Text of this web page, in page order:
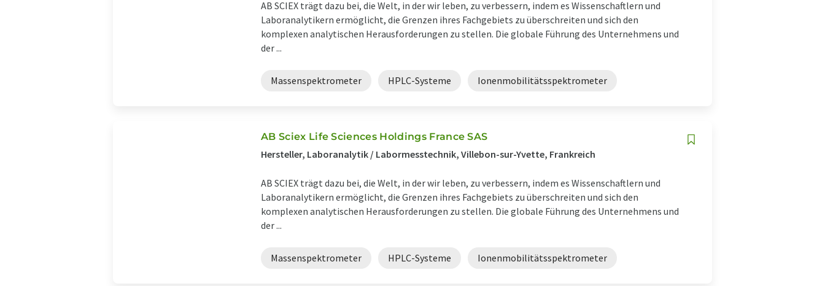
AB SCIEX trägt dazu bei, die Welt, in der wir leben, zu verbessern, indem es Wissenschaftlern und
Laboranalytikern ermöglicht, die Grenzen ihres Fachgebiets zu überschreiten und sich den
komplexen analytischen Herausforderungen zu stellen. Die globale Führung des Unternehmens und
der ...
Massenspektrometer HPLC-Systeme Ionenmobilitätsspektrometer
AB Sciex Life Sciences Holdings France SAS
Hersteller, Laboranalytik / Labormesstechnik, Villebon-sur-Yvette, Frankreich
AB SCIEX trägt dazu bei, die Welt, in der wir leben, zu verbessern, indem es Wissenschaftlern und
Laboranalytikern ermöglicht, die Grenzen ihres Fachgebiets zu überschreiten und sich den
komplexen analytischen Herausforderungen zu stellen. Die globale Führung des Unternehmens und
der ...
Massenspektrometer HPLC-Systeme Ionenmobilitätsspektrometer